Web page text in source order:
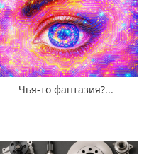
Чья-то фантазия?...